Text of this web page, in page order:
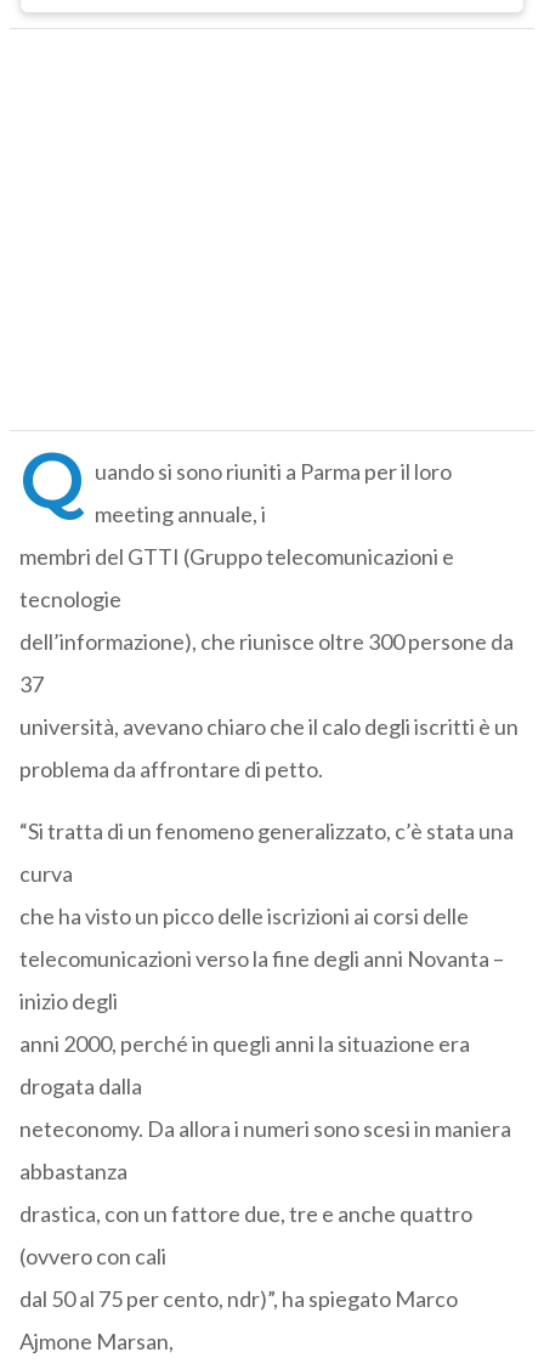
Q uando si sono riuniti a Parma per il loro
meeting annuale, i
membri del GTTI (Gruppo telecomunicazioni e
tecnologie
dell’informazione), che riunisce oltre 300 persone da
37
università, avevano chiaro che il calo degli iscritti è un
problema da affrontare di petto.
“Si tratta di un fenomeno generalizzato, c’è stata una
curva
che ha visto un picco delle iscrizioni ai corsi delle
telecomunicazioni verso la fine degli anni Novanta –
inizio degli
anni 2000, perché in quegli anni la situazione era
drogata dalla
neteconomy. Da allora i numeri sono scesi in maniera
abbastanza
drastica, con un fattore due, tre e anche quattro
(ovvero con cali
dal 50 al 75 per cento, ndr)”, ha spiegato Marco
Ajmone Marsan,